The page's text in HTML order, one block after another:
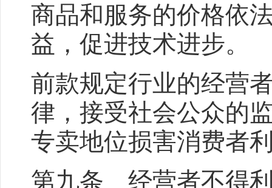
商品和服务的价格依
益，促进技术进步。
前款规定行业的经营
律，接受社会公众的
专卖地位损害消费者
第九条 经营者不得